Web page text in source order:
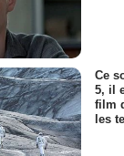
Ce
5, il
film
les